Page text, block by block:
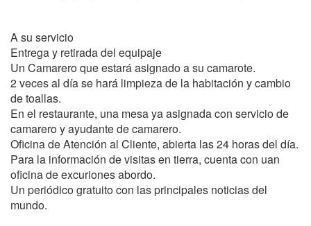
A su servicio
Entrega y retirada del equipaje
Un Camarero que estará asignado a su camarote.
2 veces al día se hará limpieza de la habitación y cambio
de toallas.
En el restaurante, una mesa ya asignada con servicio de
camarero y ayudante de camarero.
Oficina de Atención al Cliente, abierta las 24 horas del día.
Para la información de visitas en tierra, cuenta con uan
oficina de excuriones abordo.
Un periódico gratuito con las principales noticias del
mundo.